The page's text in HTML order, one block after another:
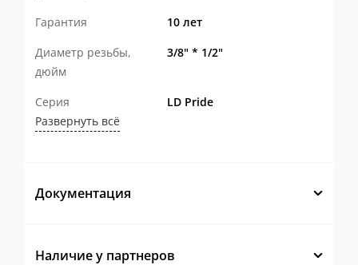
Гарантия
10 лет
Диаметр резьбы,
дюйм
3/8" * 1/2"
Серия
LD Pride
Развернуть всё
Документация
Наличие у партнеров